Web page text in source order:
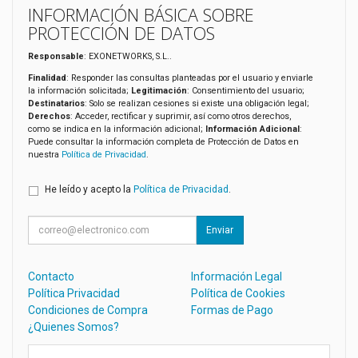
INFORMACIÓN BÁSICA SOBRE
PROTECCIÓN DE DATOS
Responsable: EXONETWORKS, S.L..
Finalidad: Responder las consultas planteadas por el usuario y enviarle
la información solicitada; Legitimación: Consentimiento del usuario;
Destinatarios: Solo se realizan cesiones si existe una obligación legal;
Derechos: Acceder, rectificar y suprimir, así como otros derechos,
como se indica en la información adicional; Información Adicional:
Puede consultar la información completa de Protección de Datos en
nuestra Política de Privacidad.
He leído y acepto la Política de Privacidad .
Enviar
Contacto
Información Legal
Política Privacidad
Política de Cookies
Condiciones de Compra
Formas de Pago
¿Quienes Somos?